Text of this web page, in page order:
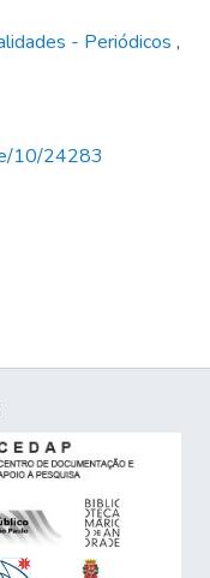
- Periódicos ,
10/24283